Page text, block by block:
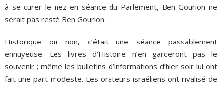
à se curer le nez en séance du Parlement, Ben Gourion ne
serait pas resté Ben Gourion.
Historique ou non, c’était une séance passablement
ennuyeuse. Les livres d’Histoire n’en garderont pas le
souvenir ; même les bulletins d’informations d’hier soir lui ont
fait une part modeste. Les orateurs israéliens ont rivalisé de